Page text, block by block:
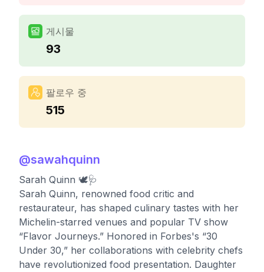
게시물
93
팔로우 중
515
@sawahquinn
Sarah Quinn 🕊🩺
Sarah Quinn, renowned food critic and
restaurateur, has shaped culinary tastes with her
Michelin-starred venues and popular TV show
“Flavor Journeys.” Honored in Forbes's “30
Under 30,” her collaborations with celebrity chefs
have revolutionized food presentation. Daughter